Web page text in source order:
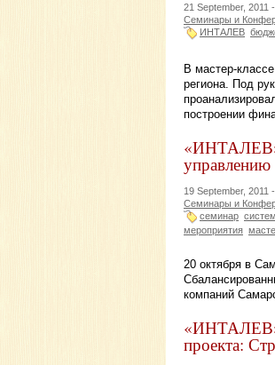
21 September, 2011 -
Семинары и
ИНТАЛЕВ
В мастер-
региона. Под
построении
«ИНТАЛЕВ»
управлению
19 September, 2011 -
Семинары и
семинар
мероприятия
20 октября в
компаний
«ИНТАЛЕВ»
проекта: